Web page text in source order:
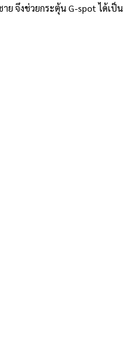
จึงช่วยกระตุ้น G-spot ได้เป็